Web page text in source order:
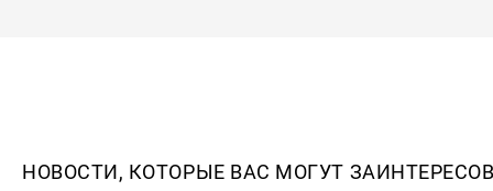
НОВОСТИ, КОТОРЫЕ ВАС МОГУТ